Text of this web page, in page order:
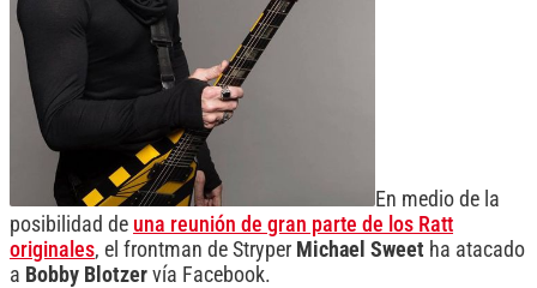
En medio de la
posibilidad de una reunión de gran parte de los Ratt
originales, el frontman de Stryper Michael Sweet ha atacado
a Bobby Blotzer vía Facebook.